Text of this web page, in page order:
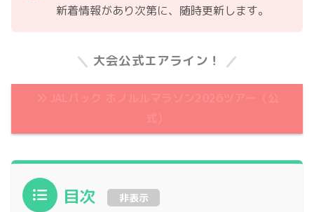
新着情報があり次第に、随時更新します。
大会公式エアライン！
目次 非表示